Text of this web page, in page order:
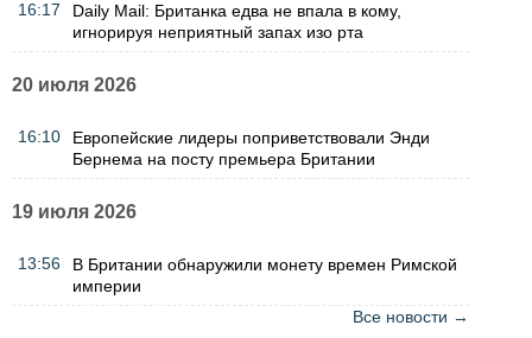
16:17
Daily Mail: Британка едва не впала в кому,
игнорируя неприятный запах изо рта
20 июля 2026
16:10
Европейские лидеры поприветствовали Энди
Бернема на посту премьера Британии
19 июля 2026
13:56
В Британии обнаружили монету времен Римской
империи
Все новости →